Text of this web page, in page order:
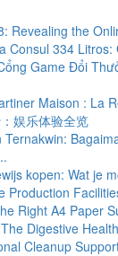
Revealing the
Consul 334
Game Đổi
Maison : La
娱乐体验全览
Ternakwin:
kopen: Wat je
Production
Right A4 Paper
Digestive
Cleanup